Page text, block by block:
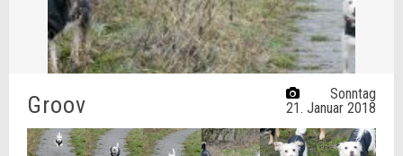
Sonntag
21. Januar 2018
Groov